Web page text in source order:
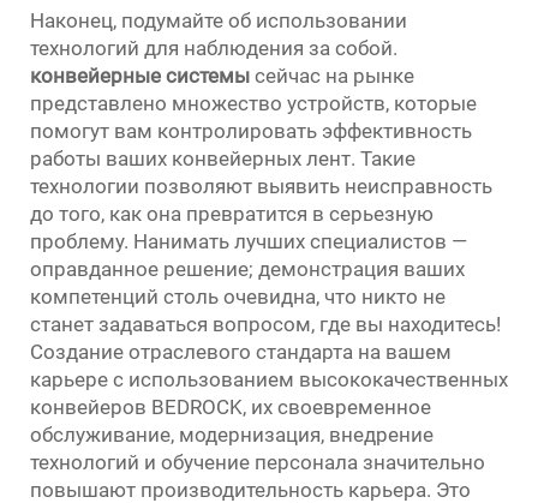
Наконец, подумайте об использовании
технологий для наблюдения за собой.
конвейерные системы сейчас на рынке
представлено множество устройств, которые
помогут вам контролировать эффективность
работы ваших конвейерных лент. Такие
технологии позволяют выявить неисправность
до того, как она превратится в серьезную
проблему. Нанимать лучших специалистов —
оправданное решение; демонстрация ваших
компетенций столь очевидна, что никто не
станет задаваться вопросом, где вы находитесь!
Создание отраслевого стандарта на вашем
карьере с использованием высококачественных
конвейеров BEDROCK, их своевременное
обслуживание, модернизация, внедрение
технологий и обучение персонала значительно
повышают производительность карьера. Это